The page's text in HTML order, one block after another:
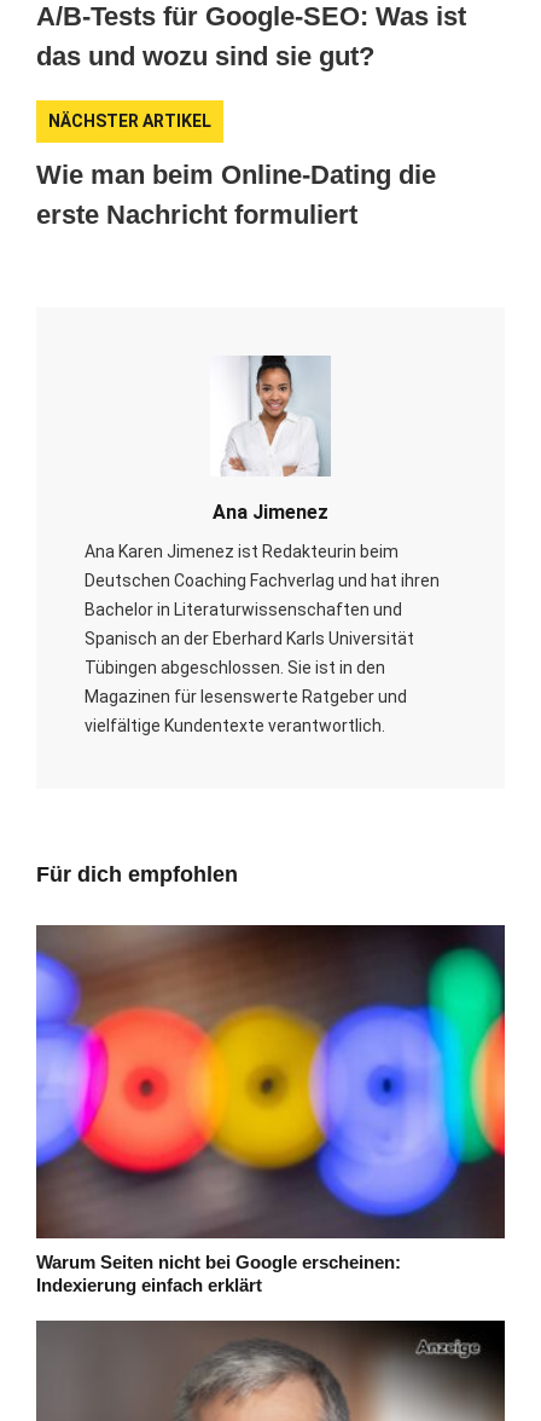
A/B-Tests für Google-SEO: Was ist
das und wozu sind sie gut?
NÄCHSTER ARTIKEL
Wie man beim Online-Dating die
erste Nachricht formuliert
Ana Jimenez
Ana Karen Jimenez ist Redakteurin beim
Deutschen Coaching Fachverlag und hat ihren
Bachelor in Literaturwissenschaften und
Spanisch an der Eberhard Karls Universität
Tübingen abgeschlossen. Sie ist in den
Magazinen für lesenswerte Ratgeber und
vielfältige Kundentexte verantwortlich.
Für dich empfohlen
Warum Seiten nicht bei Google erscheinen:
Indexierung einfach erklärt